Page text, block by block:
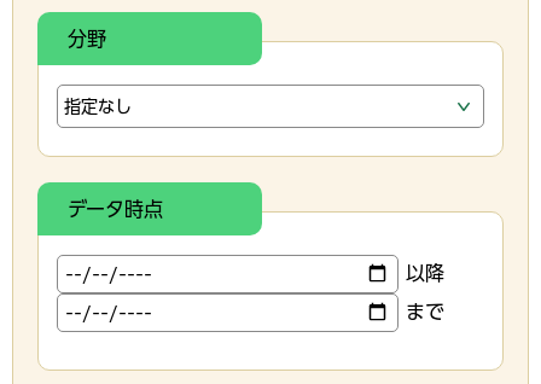
分野
データ時点
以降
まで